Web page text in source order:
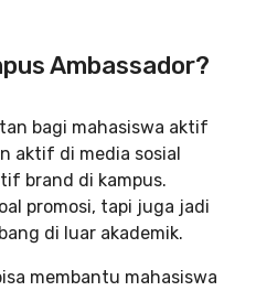
Ambassador?
bagi mahasiswa aktif
aktif di media sosial
brand di kampus.
promosi, tapi juga jadi
di luar akademik.
membantu mahasiswa